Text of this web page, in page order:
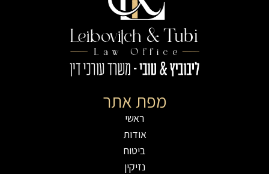
מפת אתר
ראשי
אודות
ביטוח
נזיקין